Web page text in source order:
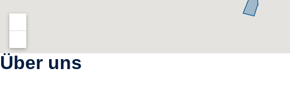
Über uns